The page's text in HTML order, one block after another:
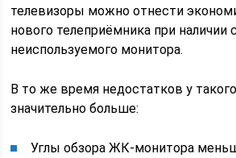
телевизоры можно отнести
нового телеприёмника при наличии
неиспользуемого монитора.
В то же время недостатков у
значительно больше:
Углы обзора ЖК-монитора